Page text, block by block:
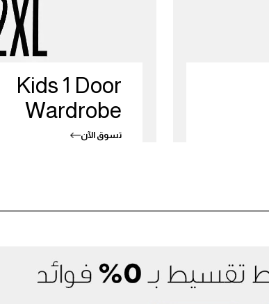
Kids 1 Door
Wardrobe
تسوق الآن